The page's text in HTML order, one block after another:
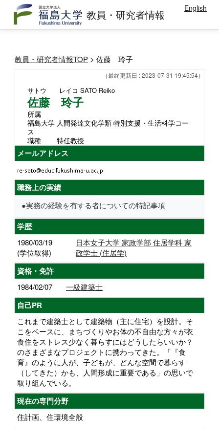
教員・研究者情報 English
教員・研究者情報TOP > 佐藤 玲子
（最終更新日 : 2023-07-31 19:45:54）
サトウ レイコ SATO Reiko
佐藤 玲子
所属
福島大学 人間発達文化学類 特別支援・生活科学コー
ス
職種
特任教授
メールアドレス
職務上の実績
●実務の経験を有する者についての特記事項
学歴
1980/03/19
(学位取得)
日本女子大学 家政学部 住居学科 家
政学士 (住居学)
資格・免許
1984/02/07 一級建築士
自己PR
これまで建築士として建築物（主に住宅）を設計。そ
こをベースに、まちづくりやお体の不自由な方々が衣
食住をストレス少なく暮らすにはどうしたらいいか？
のさまざまなプロジェクトに携わってきた。「『食
育』のように人が、子どもが、どんな空間で暮らす
（してきた）かも、人間形成に重要である」の思いで
取り組んでいる。
現在の専門分野
住計画、住環境全般